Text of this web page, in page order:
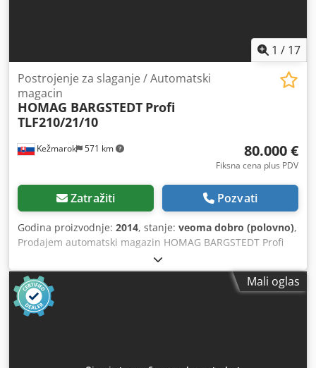
1 / 17
Kežmarok 571 km
Postrojenje za slaganje / Automatski
magacin
HOMAG BARGSTEDT Profi
TLF210/21/10
80.000 €
Fiksna cena plus PDV
Zatražiti Pozvati
Godina proizvodnje: 2014, stanje: veoma dobro (polovno),
Prodajem automatski magazin HOMAG BARGSTEDT Profi
TLF210/21/10, godina proizvodnje 2014. Skladištenje: 22
pozicije za materijal dimenzija 2,80 x 2,10 m. Ukupna
veličina: 20 x 10 m x visina 3,5 m. Sistem za
slaganje/oduzimanje: 2 pozicije. Glava za držanje sa vakum
usisivačkim sistemom. Vakuum sistem (sa pumpom).
Mali oglas